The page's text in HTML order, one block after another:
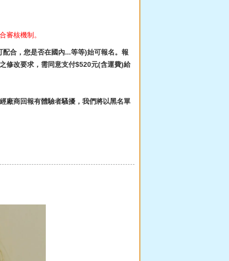
審核機制。
合，您是否在國內...等等)始可報名。報
修改要求，需同意支付$520元(含運費)給
廠商回報有體驗者騷擾，我們將以黑名單